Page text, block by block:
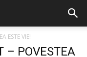
ESTE VIE!
– POVESTEA